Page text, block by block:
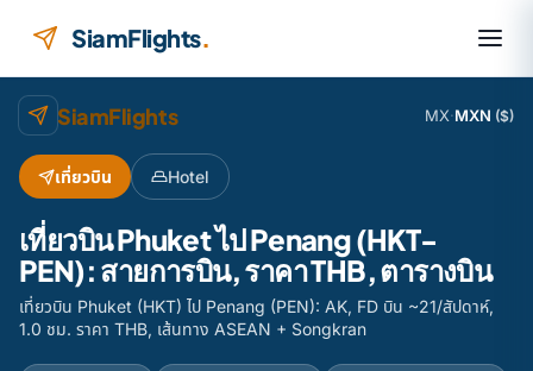
SiamFlights.
SiamFlights MX·MXN ($)
เที่ยวบิน Hotel
เที่ยวบิน Phuket ไป Penang (HKT-
PEN): สายการบิน, ราคา THB, ตารางบิน
เที่ยวบิน Phuket (HKT) ไป Penang (PEN): AK, FD บิน ~21/สัปดาห์,
1.0 ชม. ราคา THB, เส้นทาง ASEAN + Songkran